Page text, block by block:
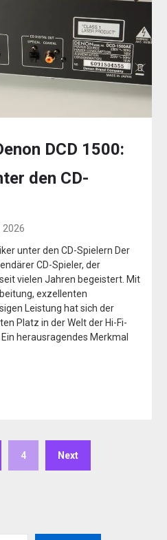
DCD 1500:
den CD-
unter den CD-Spielern Der
CD-Spieler, der
vielen Jahren begeistert. Mit
exzellenten
Leistung hat sich der
Platz in der Welt der Hi-Fi-
herausragendes Merkmal
4 Next